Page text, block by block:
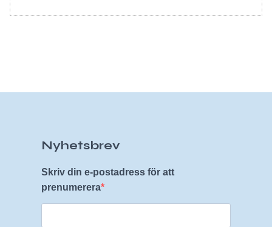
Nyhetsbrev
Skriv din e-postadress för att
prenumerera